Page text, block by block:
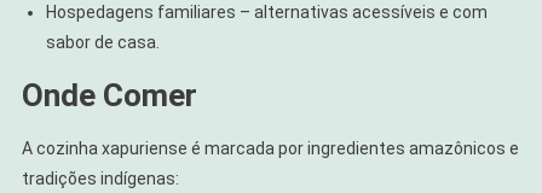
Hospedagens familiares – alternativas acessíveis e com
sabor de casa.
Onde Comer
A cozinha xapuriense é marcada por ingredientes amazônicos e
tradições indígenas: